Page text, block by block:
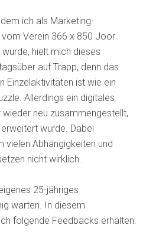
ich als Marketing-
Verein 366 x 850 Joor
hielt mich dieses
auf Trapp, denn das
Einzelaktivitäten ist wie ein
Allerdings ein digitales
neu zusammengestellt,
wurde. Dabei
vielen Abhängigkeiten und
nicht wirklich.
25-jähriges
warten. In diesem
folgende Feedbacks erhalten: